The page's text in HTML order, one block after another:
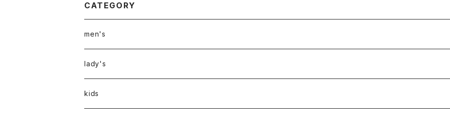
CATEGORY
men's
アウター
トップス
lady's
アウター
kids